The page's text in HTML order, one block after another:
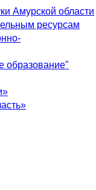
Амурской области
ресурсам
образование"